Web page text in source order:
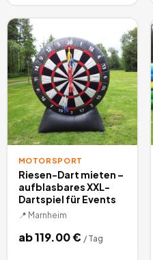
MOTORSPORT
Riesen-Dart mieten –
aufblasbares XXL-
Dartspiel für Events
📍 Marnheim
ab119.00€ / Tag